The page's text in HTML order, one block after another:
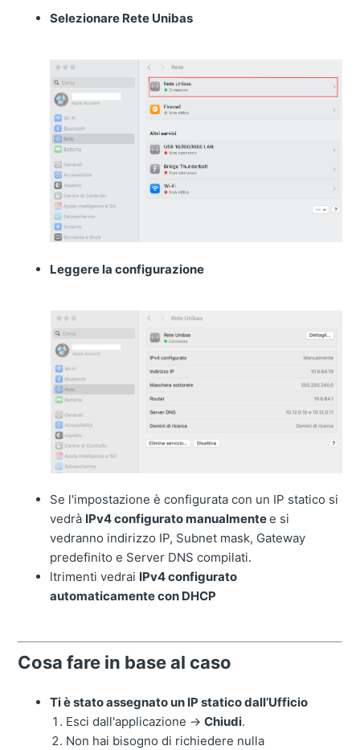
Selezionare Rete Unibas
Leggere la configurazione
Se l'impostazione è configurata con un IP statico si
vedrà IPv4 configurato manualmentee si
vedranno indirizzo IP, Subnet mask, Gateway
predefinito e Server DNS compilati.
ltrimenti vedrai IPv4 configurato
automaticamente con DHCP
Cosa fare in base al caso
Ti è stato assegnato un IP statico dall’Ufficio
Esci dall'applicazione →Chiudi.
Non hai bisogno di richiedere nulla